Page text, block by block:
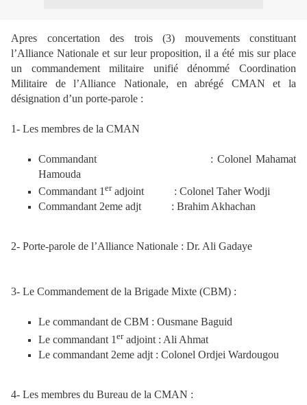
Apres concertation des trois (3) mouvements constituant
l’Alliance Nationale et sur leur proposition, il a été mis sur place
un commandement militaire unifié dénommé Coordination
Militaire de l’Alliance Nationale, en abrégé CMAN et la
désignation d’un porte-parole :
1- Les membres de la CMAN
Commandant : ColonelMahamat
Hamouda
Commandant 1 eradjoint : Colonel Taher Wodji
Commandant 2eme adjt
: Brahim Akhachan
2- Porte-parole de l’Alliance Nationale : Dr. Ali Gadaye
3- Le Commandement de la Brigade Mixte (CBM) :
Le commandant de CBM : Ousmane Baguid
Le commandant 1 eradjoint : Ali Ahmat
Le commandant 2eme adjt : Colonel Ordjei Wardougou
4- Les membres du Bureau de la CMAN :